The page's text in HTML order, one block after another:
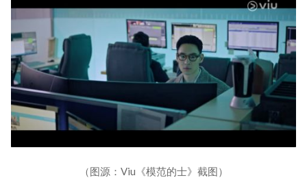
（图源：Viu《模范的士》截图）